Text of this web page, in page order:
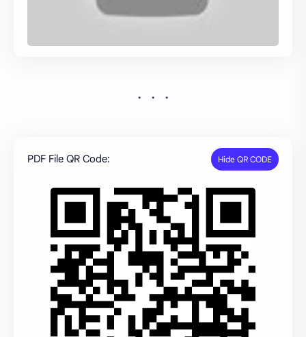
PDF File QR Code: